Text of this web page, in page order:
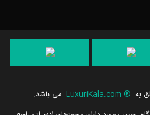
به ®
LuxuriKala.com می باشد.